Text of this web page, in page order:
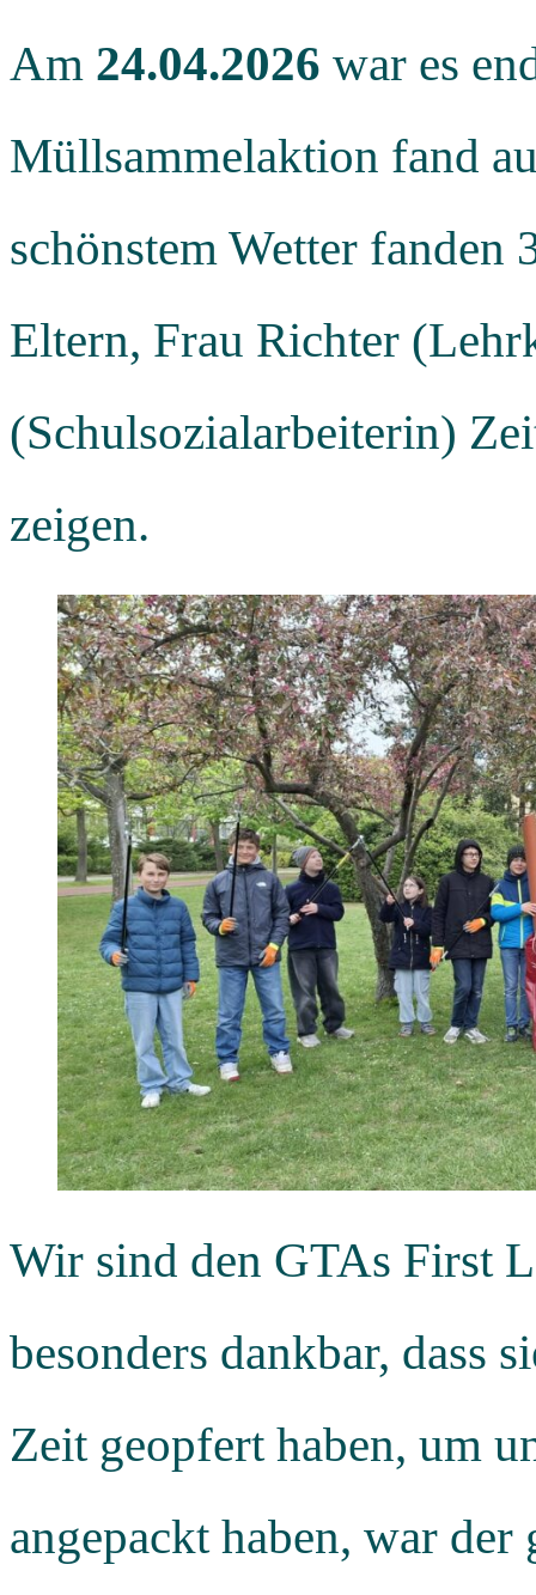
Am 24.04.2026 war es
Müllsammelaktion fand
schönstem Wetter fanden
Eltern, Frau Richter
(Schulsozialarbeiterin)
zeigen.
Wir sind den GTAs First
besonders dankbar, dass
Zeit geopfert haben, um
angepackt haben, war